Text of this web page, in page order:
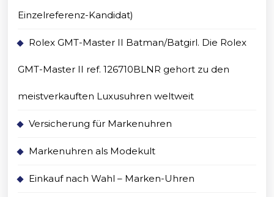
Einzelreferenz-Kandidat)
Rolex GMT-Master II Batman/Batgirl. Die Rolex
GMT-Master II ref. 126710BLNR gehort zu den
meistverkauften Luxusuhren weltweit
Versicherung für Markenuhren
Markenuhren als Modekult
Einkauf nach Wahl – Marken-Uhren